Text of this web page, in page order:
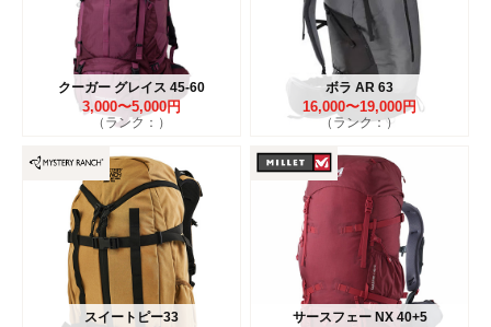
クーガー グレイス 45-60
3,000〜5,000円
（ランク：）
ボラ AR 63
16,000〜19,000円
（ランク：）
スイートピー33 サースフェー NX 40+5